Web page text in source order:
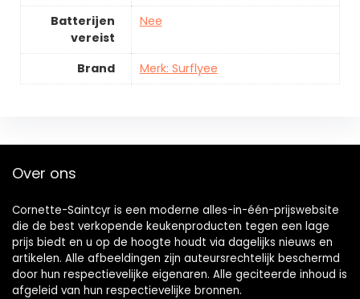
Batterijen
vereist
Nee
Brand Merk: Surflyee
Over ons
Cornette-Saintcyr is een moderne alles-in-één-prijswebsite
die de best verkopende keukenproducten tegen een lage
prijs biedt en u op de hoogte houdt via dagelijks nieuws en
artikelen. Alle afbeeldingen zijn auteursrechtelijk beschermd
door hun respectievelijke eigenaren. Alle geciteerde inhoud is
afgeleid van hun respectievelijke bronnen.